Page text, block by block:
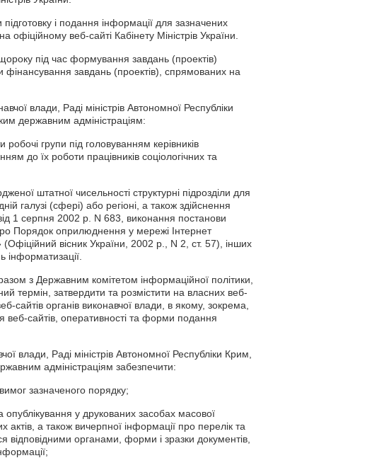
підготовку і подання інформації для зазначених
веб-сайті Кабінету Міністрів України.
під час формування завдань (проектів)
фінансування завдань (проектів), спрямованих на
влади, Раді міністрів Автономної Республіки
державним адміністраціям:
робочі групи під головуванням керівників
до їх роботи працівників соціологічних та
штатної чисельності структурні підрозділи для
галузі (сфері) або регіоні, а також здійснення
1 серпня 2002 р. N 683, виконання постанови
Порядок оприлюднення у мережі Інтернет
(Офіційний вісник України, 2002 р., N 2, ст. 57), інших
інформатизації.
з Державним комітетом інформаційної політики,
термін, затвердити та розмістити на власних веб-
сайтів органів виконавчої влади, в якому, зокрема,
сайтів, оперативності та форми подання
влади, Раді міністрів Автономної Республіки Крим,
адміністраціям забезпечити:
зазначеного порядку;
у друкованих засобах масової
а також вичерпної інформації про перелік та
органами, форми і зразки документів,